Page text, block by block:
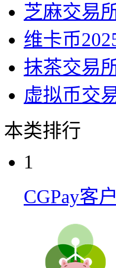
芝麻交易
维卡币
抹茶交易
虚拟币交
本类排行
1
CGPay客